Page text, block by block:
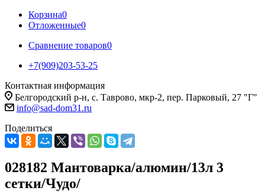
Корзина0
Отложенные0
Сравнение товаров0
+7(909)203-53-25
Контактная информация
Белгородский р-н, с. Таврово, мкр-2, пер. Парковый, 27 "Г"
info@sad-dom31.ru
Поделиться
028182 Мантоварка/алюмин/13л 3
сетки/Чудо/